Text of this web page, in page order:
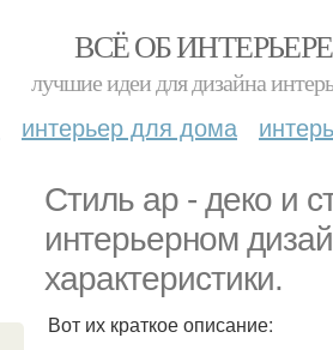
ВСЁ ОБ
лучшие идеи для дизайна
интерьер для дома
Стиль ар - деко и
интерьерном
характеристики.
Вот их краткое описание: